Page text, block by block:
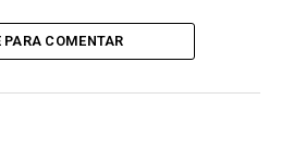
outros centros urbanos.
PARA COMENTAR